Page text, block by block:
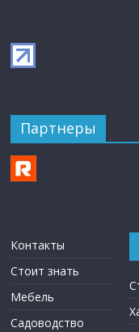
Партнеры
Контакты
Стоит знать
Мебель
Садоводство